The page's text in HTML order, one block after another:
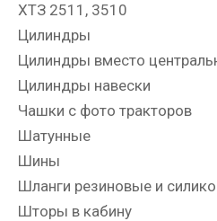
ХТЗ 2511, 3510
Цилиндры
Цилиндры вместо
Цилиндры навески
Чашки с фото тракторов
Шатунные
Шины
Шланги резиновые и
Шторы в кабину